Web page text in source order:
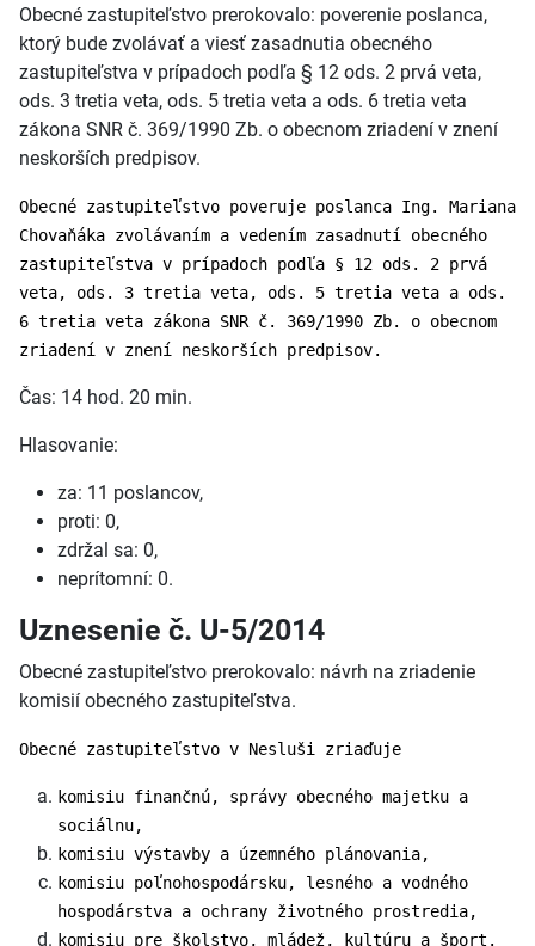
Obecné zastupiteľstvo prerokovalo: poverenie poslanca,
ktorý bude zvolávať a viesť zasadnutia obecného
zastupiteľstva v prípadoch podľa § 12 ods. 2 prvá veta,
ods. 3 tretia veta, ods. 5 tretia veta a ods. 6 tretia veta
zákona SNR č. 369/1990 Zb. o obecnom zriadení v znení
neskorších predpisov.
Obecné zastupiteľstvo poveruje poslanca Ing. Mariana
Chovaňáka zvolávaním a vedením zasadnutí obecného
zastupiteľstva v prípadoch podľa § 12 ods. 2 prvá
veta, ods. 3 tretia veta, ods. 5 tretia veta a ods.
6 tretia veta zákona SNR č. 369/1990 Zb. o obecnom
zriadení v znení neskorších predpisov.
Čas: 14 hod. 20 min.
Hlasovanie:
za: 11 poslancov,
proti: 0,
zdržal sa: 0,
neprítomní: 0.
Uznesenie č. U-5/2014
Obecné zastupiteľstvo prerokovalo: návrh na zriadenie
komisií obecného zastupiteľstva.
Obecné zastupiteľstvo v Nesluši zriaďuje
komisiu finančnú, správy obecného majetku a
sociálnu,
komisiu výstavby a územného plánovania,
komisiu poľnohospodársku, lesného a vodného
hospodárstva a ochrany životného prostredia,
komisiu pre školstvo, mládež, kultúru a šport.